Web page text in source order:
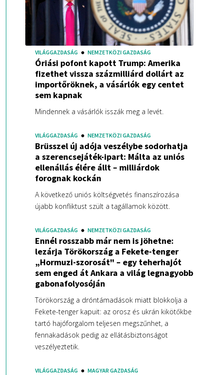
VILÁGGAZDASÁG NEMZETKÖZI GAZDASÁG
Óriási pofont kapott Trump: Amerika
fizethet vissza százmilliárd dollárt az
importőröknek, a vásárlók egy centet
sem kapnak
Mindennek a vásárlók isszák meg a levét.
VILÁGGAZDASÁG NEMZETKÖZI GAZDASÁG
Brüsszel új adója veszélybe sodorhatja
a szerencsejáték-ipart: Málta az uniós
ellenállás élére állt – milliárdok
forognak kockán
A következő uniós költségvetés finanszírozása
újabb konfliktust szült a tagállamok között.
VILÁGGAZDASÁG NEMZETKÖZI GAZDASÁG
Ennél rosszabb már nem is jöhetne:
lezárja Törökország a Fekete-tenger
„Hormuzi-szorosát" – egy teherhajót
sem enged át Ankara a világ legnagyobb
gabonafolyosóján
Törökország a dróntámadások miatt blokkolja a
Fekete-tenger kapuit: az orosz és ukrán kikötőkbe
tartó hajóforgalom teljesen megszűnhet, a
fennakadások pedig az ellátásbiztonságot
veszélyeztetik.
VILÁGGAZDASÁG MAGYAR GAZDASÁG